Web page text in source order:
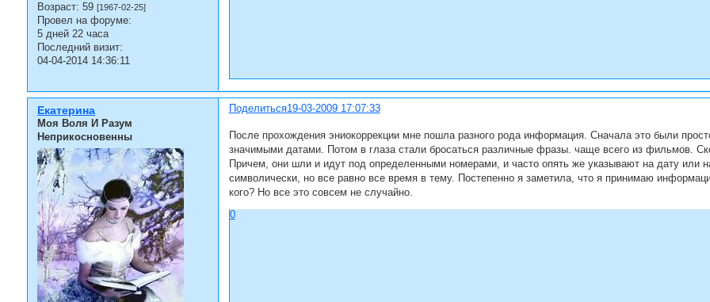
Возраст: 59[1967-02-25]
Провел на форуме:
5 дней 22 часа
Последний визит:
04-04-2014 14:36:11
Поделиться19-03-2009 17:07:33
Екатерина
Моя Воля И Разум
Неприкосновенны
После прохождения эниокоррекции мне пошла разного рода информация. Сначала это были
значимыми датами. Потом в глаза стали бросаться различные фразы. чаще всего из фильмов.
Причем, они шли и идут под определенными номерами, и часто опять же указывают на дату или
символически, но все равно все время в тему. Постепенно я заметила, что я принимаю
кого? Но все это совсем не случайно.
0